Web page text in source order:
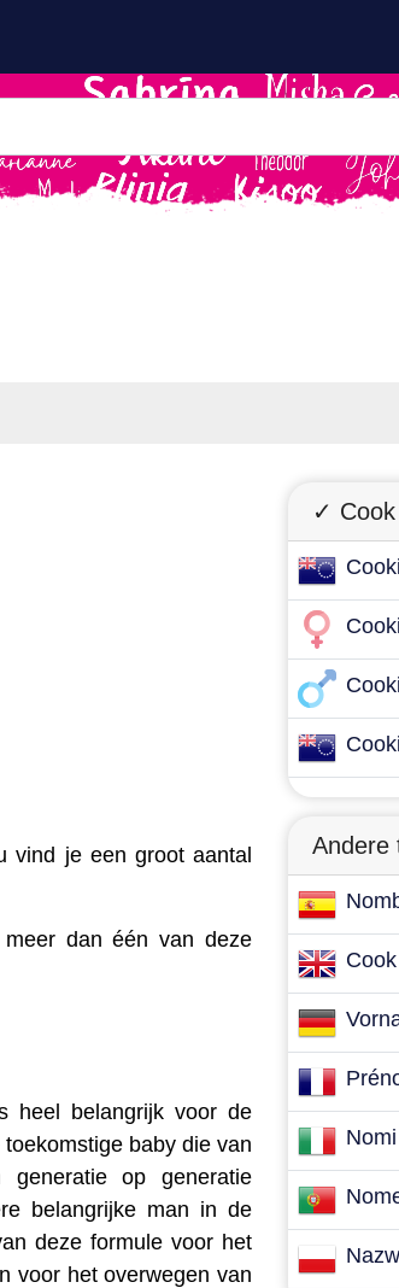
vind je een groot aantal
dan één van deze
heel belangrijk voor de
baby die van
op generatie
belangrijke man in de
deze formule voor het
voor het overwegen van
✓ Cook
Andere